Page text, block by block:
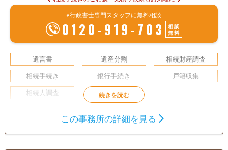
e行政書士専門スタッフに無料相談
0120-919-703
相談
無料
遺言書 遺産分割
相続財産調査
相続手続き
銀行手続き
戸籍収集
相続人調査
この事務所の詳細を見る